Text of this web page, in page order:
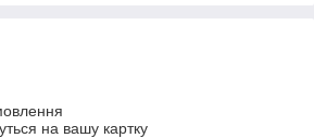
на вашу картку